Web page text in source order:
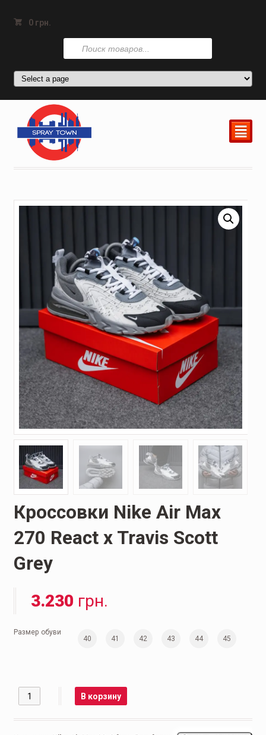
0 грн.
Поиск
товаров
²
Кроссовки Nike Air Mаx
270 Reасt x Trаvis Scоtt
Grey
3.230 грн.
Размер обуви
40 41 42 43 44 45
Количество В корзину